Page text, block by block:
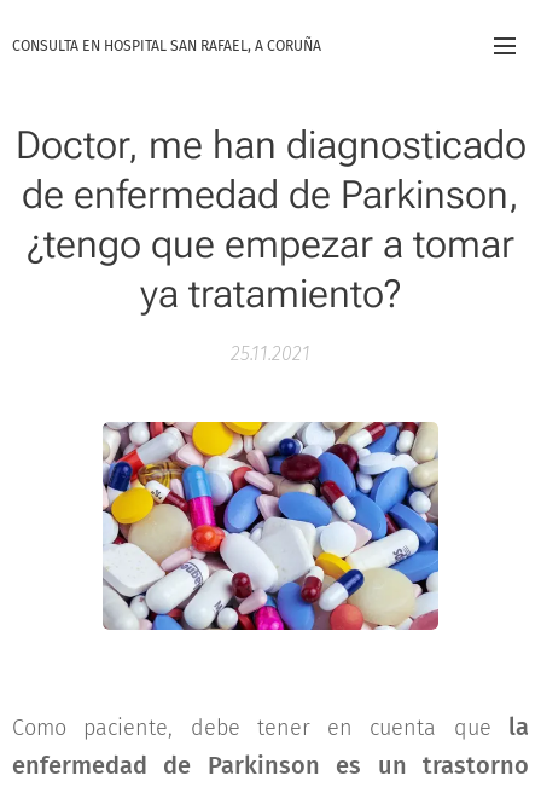
CONSULTA EN HOSPITAL SAN RAFAEL, A CORUÑA
Doctor, me han diagnosticado
de enfermedad de Parkinson,
¿tengo que empezar a tomar
ya tratamiento?
25.11.2021
Como paciente, debe tener en cuenta que la
enfermedad de Parkinson es un trastorno